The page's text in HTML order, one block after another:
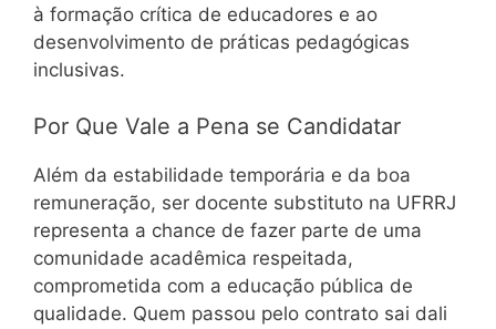
à formação crítica de educadores e ao
desenvolvimento de práticas pedagógicas
inclusivas.
Por Que Vale a Pena se Candidatar
Além da estabilidade temporária e da boa
remuneração, ser docente substituto na UFRRJ
representa a chance de fazer parte de uma
comunidade acadêmica respeitada,
comprometida com a educação pública de
qualidade. Quem passou pelo contrato sai dali